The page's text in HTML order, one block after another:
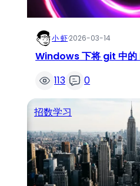
小 虾·2026-03-14
Windows 下将 git 中的
113
0
招数学习